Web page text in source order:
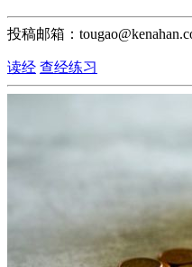
投稿邮箱：
读经 查经练习